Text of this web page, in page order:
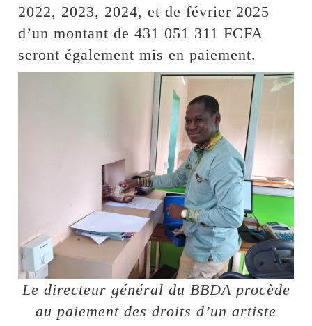
2022, 2023, 2024, et de février 2025
d’un montant de 431 051 311 FCFA
seront également mis en paiement.
Le directeur général du BBDA procède
au paiement des droits d’un artiste